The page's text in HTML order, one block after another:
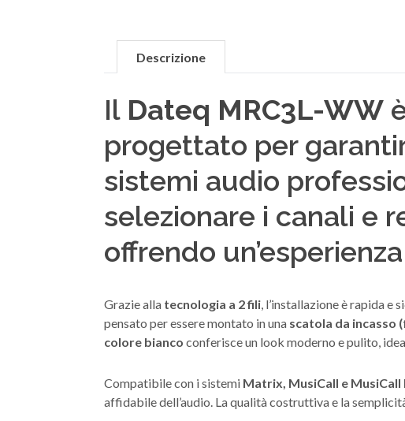
Descrizione
Il Dateq MRC3L-WW
progettato per
sistemi audio
selezionare i canali e
offrendo
Grazie alla tecnologia a 2 fili, l’installazione è rapida e
pensato per essere montato in una scatola da incasso
colore bianco conferisce un look moderno e pulito,
Compatibile con i sistemi Matrix, MusiCall e MusiCall
affidabile dell’audio. La qualità costruttiva e la